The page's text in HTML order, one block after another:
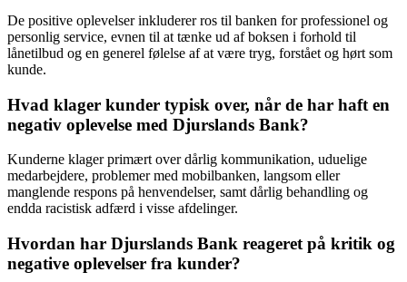
De positive oplevelser inkluderer ros til banken for professionel og
personlig service, evnen til at tænke ud af boksen i forhold til
lånetilbud og en generel følelse af at være tryg, forstået og hørt som
kunde.
Hvad klager kunder typisk over, når de har haft en
negativ oplevelse med Djurslands Bank?
Kunderne klager primært over dårlig kommunikation, uduelige
medarbejdere, problemer med mobilbanken, langsom eller
manglende respons på henvendelser, samt dårlig behandling og
endda racistisk adfærd i visse afdelinger.
Hvordan har Djurslands Bank reageret på kritik og
negative oplevelser fra kunder?